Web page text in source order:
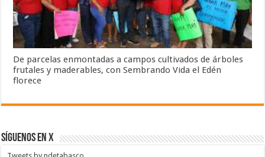
De parcelas enmontadas a campos cultivados de árboles
frutales y maderables, con Sembrando Vida el Edén
florece
SÍGUENOS EN X